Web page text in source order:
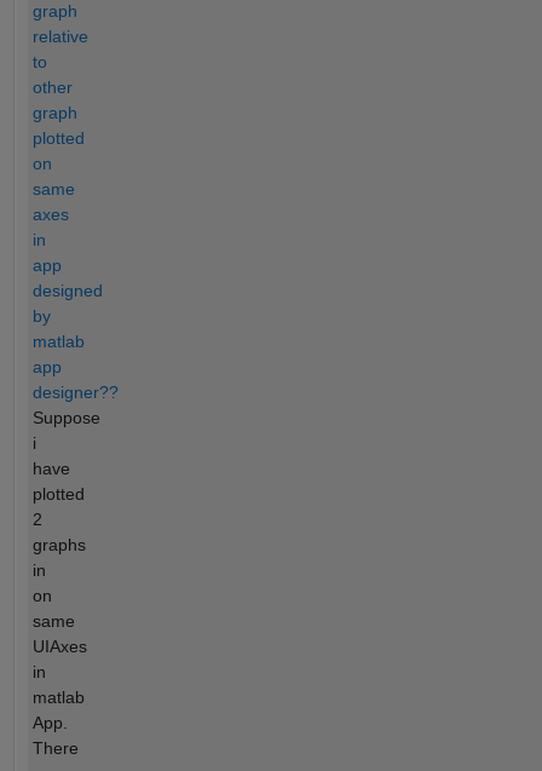
graph
relative
to
other
graph
plotted
on
same
axes
in
app
designed
by
matlab
app
designer??
Suppose
i
have
plotted
2
graphs
in
on
same
UIAxes
in
matlab
App.
There